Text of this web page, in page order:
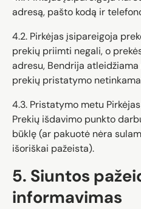
adresą, pašto kodą ir
4.2. Pirkėjas įsipareigoja
prekių priimti negali, o
adresu, Bendrija
prekių pristatymo
4.3. Pristatymo metu
Prekių išdavimo punkto
būklę (ar pakuotė nėra
išoriškai pažeista).
5. Siuntos
informavimas